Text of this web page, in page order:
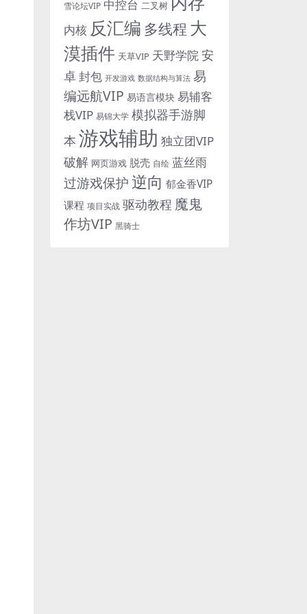
雪论坛VIP 中控台 二叉树
内核 反汇编 多线程 大
漠插件 天草VIP 天野学院安
卓封包 开发游戏 数据结构与算法 易
编远航VIP 易语言模块 易辅客
栈VIP 易锦大学 模拟器手游脚
本 游戏辅助 独立团VIP
破解 网页游戏 脱壳 自绘 蓝丝雨
过游戏保护逆向 郁金香VIP
课程 项目实战 驱动教程 魔鬼
作坊VIP 黑骑士